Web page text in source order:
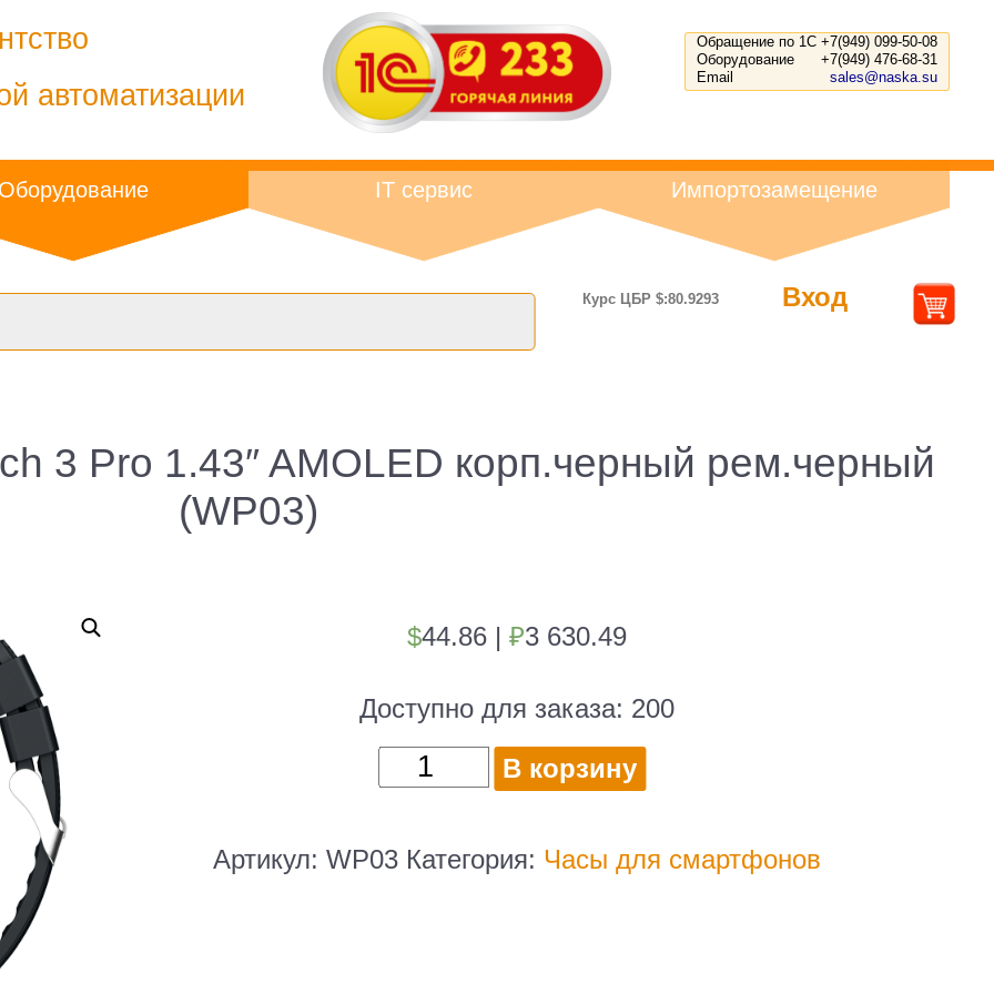
автоматизации
Обращение по 1С +7(949) 099-50-08
Оборудование
+7(949) 476-68-31
Email
sales@naska.su
Оборудование IT сервис Импортозамещение
Курс ЦБР $:80.9293 Вход
3 Pro 1.43″ AMOLED корп.черный рем.черный
(WP03)
$44.86 | ₽3 630.49
Доступно для заказа: 200
Количество
товара
часы
В корзину
Артикул: WP03 Категория: Часы для смартфонов